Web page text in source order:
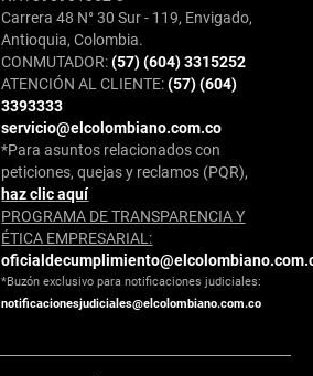
Carrera 48 N° 30 Sur - 119, Envigado,
Antioquia, Colombia.
CONMUTADOR:(57) (604) 3315252
ATENCIÓN AL CLIENTE:(57) (604)
3393333
servicio@elcolombiano.com.co
*Para asuntos relacionados con
peticiones, quejas y reclamos (PQR),
haz clic aquí
PROGRAMA DE TRANSPARENCIA Y
ÉTICA EMPRESARIAL:
*Buzón exclusivo para notificaciones judiciales:
notificacionesjudiciales@elcolombiano.com.co